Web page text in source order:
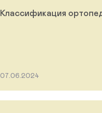
Классификация
07.06.2024